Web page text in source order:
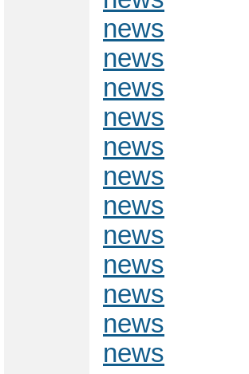
news
news
news
news
news
news
news
news
news
news
news
news